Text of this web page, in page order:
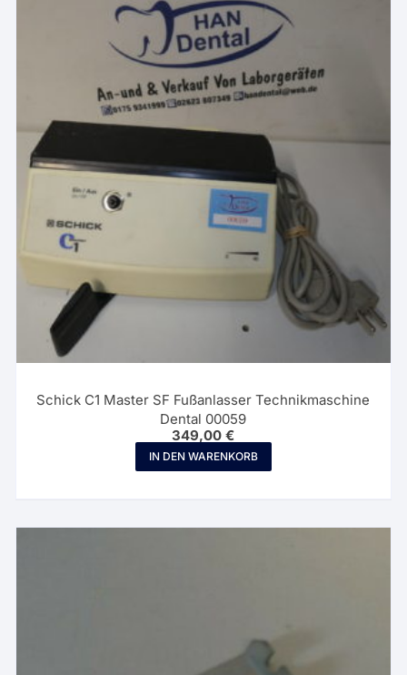
Schick C1 Master SF Fußanlasser Technikmaschine
Dental 00059
349,00€
IN DEN WARENKORB